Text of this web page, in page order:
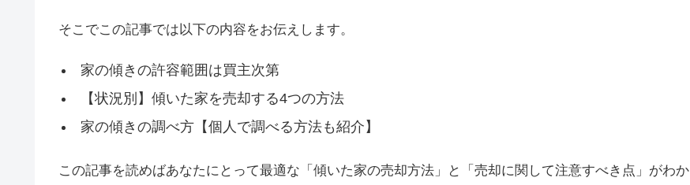
そこでこの記事では以下の内容をお伝えします。
家の傾きの許容範囲は買主次第
【状況別】傾いた家を売却する4つの方法
家の傾きの調べ方【個人で調べる方法も紹介】
この記事を読めばあなたにとって最適な「傾いた家の売却方法」と「売却に関して注意すべき点」がわか